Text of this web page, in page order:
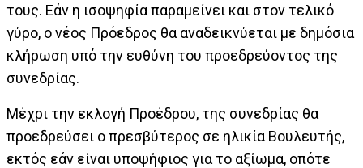
τους. Εάν η ισοψηφία παραμείνει και στον τελικό
γύρο, ο νέος Πρόεδρος θα αναδεικνύεται με δημόσια
κλήρωση υπό την ευθύνη του προεδρεύοντος της
συνεδρίας.
Μέχρι την εκλογή Προέδρου, της συνεδρίας θα
προεδρεύσει ο πρεσβύτερος σε ηλικία Βουλευτής,
εκτός εάν είναι υποψήφιος για το αξίωμα, οπότε